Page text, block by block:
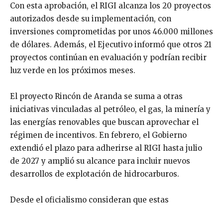
Con esta aprobación, el RIGI alcanza los 20 proyectos
autorizados desde su implementación, con
inversiones comprometidas por unos 46.000 millones
de dólares. Además, el Ejecutivo informó que otros 21
proyectos continúan en evaluación y podrían recibir
luz verde en los próximos meses.
El proyecto Rincón de Aranda se suma a otras
iniciativas vinculadas al petróleo, el gas, la minería y
las energías renovables que buscan aprovechar el
régimen de incentivos. En febrero, el Gobierno
extendió el plazo para adherirse al RIGI hasta julio
de 2027 y amplió su alcance para incluir nuevos
desarrollos de explotación de hidrocarburos.
Desde el oficialismo consideran que estas